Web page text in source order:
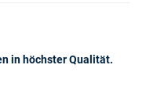
in höchster Qualität.